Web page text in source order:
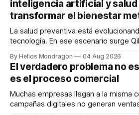
inteligencia artificial y salud
transformar el bienestar
La salud preventiva está
tecnología. En ese escenario surge
dispositivos inteligentes, inteligencia
en tiempo real para ayudar a las
decisiones sobre su salud
responder
By Helios Mondragon 04 Aug 2026
El verdadero problema no
es el proceso comercial
Muchas empresas llegan a la misma
campañas digitales no generan